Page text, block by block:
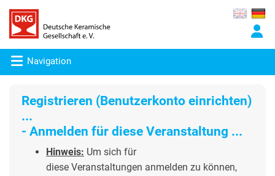
Navigation
Registrieren (Benutzerkonto einrichten)
...
- Anmelden für diese Veranstaltung ...
Hinweis: Um sich für
diese Veranstaltungen anmelden zu können,